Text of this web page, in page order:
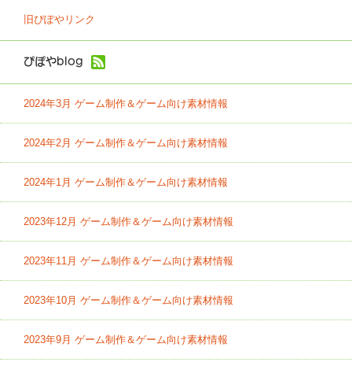
旧ぴぽやリンク
ぴぽやblog
2024年3月 ゲーム制作＆ゲーム向け素材情報
2024年2月 ゲーム制作＆ゲーム向け素材情報
2024年1月 ゲーム制作＆ゲーム向け素材情報
2023年12月 ゲーム制作＆ゲーム向け素材情報
2023年11月 ゲーム制作＆ゲーム向け素材情報
2023年10月 ゲーム制作＆ゲーム向け素材情報
2023年9月 ゲーム制作＆ゲーム向け素材情報